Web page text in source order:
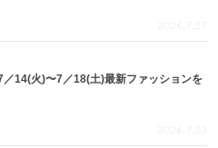
2026.7.27
／14(火)〜7／18(土)最新ファッションを
2026.7.23